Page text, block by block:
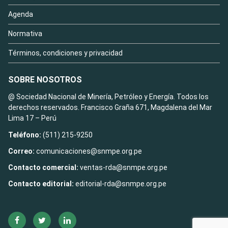
Agenda
Normativa
Términos, condiciones y privacidad
SOBRE NOSOTROS
@ Sociedad Nacional de Minería, Petróleo y Energía. Todos los
derechos reservados. Francisco Graña 671, Magdalena del Mar
Lima 17 – Perú
Teléfono: (511) 215-9250
Correo: comunicaciones@snmpe.org.pe
Contacto comercial: ventas-rda@snmpe.org.pe
Contacto editorial: editorial-rda@snmpe.org.pe